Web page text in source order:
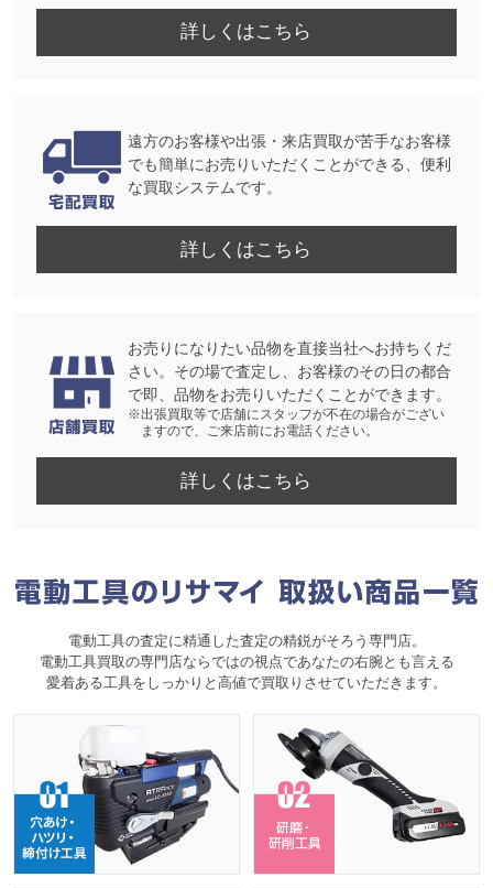
詳しくはこちら
遠方のお客様や出張・来店買取が苦手なお客様
でも簡単にお売りいただくことができる、便利
な買取システムです。
詳しくはこちら
お売りになりたい品物を直接当社へお持ちくだ
さい。その場で査定し、お客様のその日の都合
で即、品物をお売りいただくことができます。
※出張買取等で店舗にスタッフが不在の場合がござい
ますので、ご来店前にお電話ください。
詳しくはこちら
電動工具の査定に精通した査定の精鋭がそろう専門店。
電動工具買取の専門店ならではの視点であなたの右腕とも言える
愛着ある工具をしっかりと高値で買取りさせていただきます。